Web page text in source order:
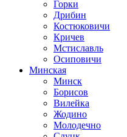
Горки
Дрибин
Костюковичи
Кричев
Мстиславль
Осиповичи
Минская
Минск
Борисов
Вилейка
Жодино
Молодечно